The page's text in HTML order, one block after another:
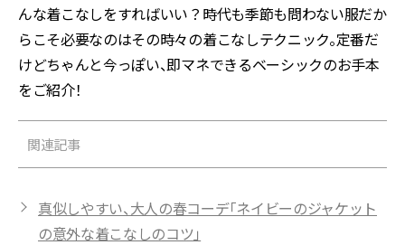
んな着こなしをすればいい？時代も季節も問わない服だか
らこそ必要なのはその時々の着こなしテクニック。定番だ
けどちゃんと今っぽい、即マネできるベーシックのお手本
をご紹介！
関連記事
真似しやすい、大人の春コーデ「ネイビーのジャケット
の意外な着こなしのコツ」